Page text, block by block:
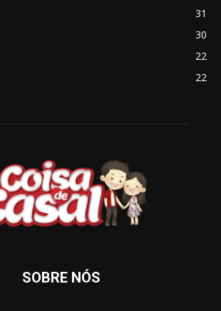
31
30
22
22
SOBRE NÓS